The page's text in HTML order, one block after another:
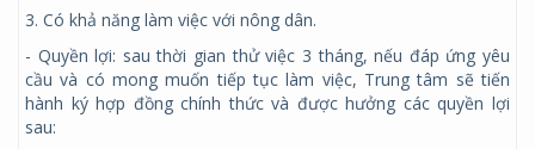
3. Có khả năng làm việc với nông dân.
- Quyền lợi: sau thời gian thử việc 3 tháng, nếu đáp ứng yêu
cầu và có mong muốn tiếp tục làm việc, Trung tâm sẽ tiến
hành ký hợp đồng chính thức và được hưởng các quyền lợi
sau: